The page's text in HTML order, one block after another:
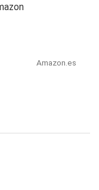
Amazon.es